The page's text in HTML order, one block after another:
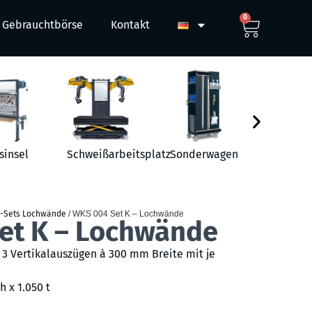
Gebrauchtbörse Kontakt
0
SchweißarbeitsplatzSonderwagen
Sets Lochwände / WKS 004 Set K – Lochwände
K – Lochwände
Vertikalauszügen à 300 mm Breite mit je
x 1.050 t